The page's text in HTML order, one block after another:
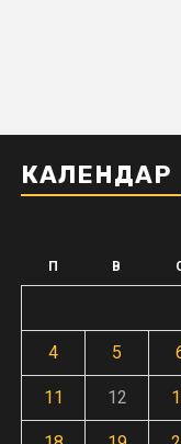
КАЛЕНДАР
П В
4 5
11 12